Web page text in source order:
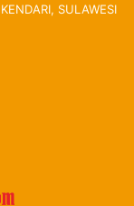
SULAWESI